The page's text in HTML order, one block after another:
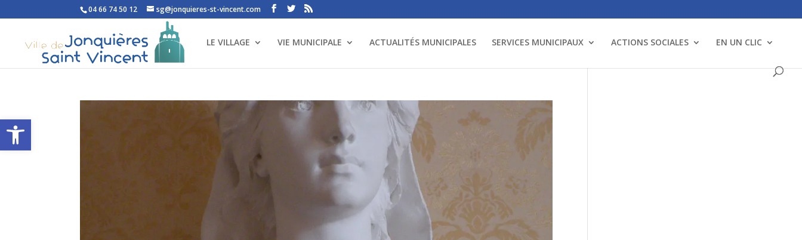
Ouvrir la barre d’outils
04 66 74 50 12 sg@jonquieres-st-vincent.com
LE VILLAGE VIE MUNICIPALE ACTUALITÉS MUNICIPALES SERVICES MUNICIPAUX ACTIONS SOCIALES EN UN CLIC